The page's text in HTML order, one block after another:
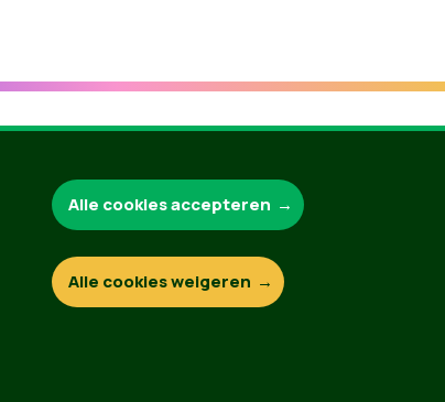
Groen.be
Alle cookies accepteren
Alle cookies weigeren